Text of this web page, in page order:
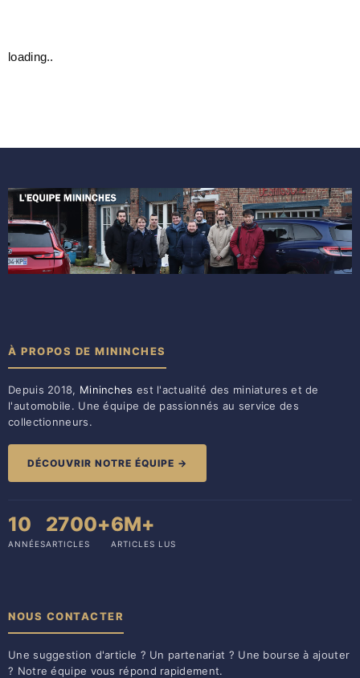
loading..
À PROPOS DE MININCHES
Depuis 2018, Mininches est l'actualité des miniatures et de
l'automobile. Une équipe de passionnés au service des
collectionneurs.
DÉCOUVRIR NOTRE ÉQUIPE →
10
ANNÉES
2700+
ARTICLES
6M+
ARTICLES LUS
NOUS CONTACTER
Une suggestion d'article ? Un partenariat ? Une bourse à ajouter
? Notre équipe vous répond rapidement.